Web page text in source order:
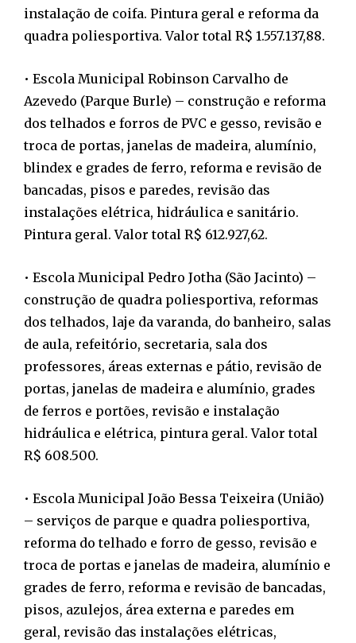
instalação de coifa. Pintura geral e reforma da
quadra poliesportiva. Valor total R$ 1.557.137,88.
• Escola Municipal Robinson Carvalho de
Azevedo (Parque Burle) – construção e reforma
dos telhados e forros de PVC e gesso, revisão e
troca de portas, janelas de madeira, alumínio,
blindex e grades de ferro, reforma e revisão de
bancadas, pisos e paredes, revisão das
instalações elétrica, hidráulica e sanitário.
Pintura geral. Valor total R$ 612.927,62.
• Escola Municipal Pedro Jotha (São Jacinto) –
construção de quadra poliesportiva, reformas
dos telhados, laje da varanda, do banheiro, salas
de aula, refeitório, secretaria, sala dos
professores, áreas externas e pátio, revisão de
portas, janelas de madeira e alumínio, grades
de ferros e portões, revisão e instalação
hidráulica e elétrica, pintura geral. Valor total
R$ 608.500.
• Escola Municipal João Bessa Teixeira (União)
– serviços de parque e quadra poliesportiva,
reforma do telhado e forro de gesso, revisão e
troca de portas e janelas de madeira, alumínio e
grades de ferro, reforma e revisão de bancadas,
pisos, azulejos, área externa e paredes em
geral, revisão das instalações elétricas,